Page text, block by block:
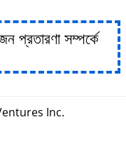
প্রতারণা সম্পর্কে
Inc.